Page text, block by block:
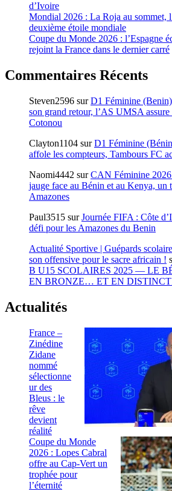
d’Ivoire
Mondial 2026 : La Roja au sommet,
deuxième étoile mondiale
Coupe du Monde 2026 : l’Espagne
rejoint la France dans le dernier carré
Commentaires Récents
Steven2596 surD1 Féminine
son grand retour, l’AS UMSA assure
Cotonou
Clayton1104 surD1 Féminine
affole les compteurs, Tambours FC
Naomi4442 surCAN Féminine
jauge face au Bénin et au Kenya, un
Amazones
Paul3515 surJournée FIFA : Côte
défi pour les Amazones du Benin
Actualité Sportive | Guépards
son offensive pour le sacre africain !
B U15 SCOLAIRES 2025 — LE
EN BRONZE… ET EN
Actualités
France –
Zinédine
Zidane
nommé
sélectionne
ur des
Bleus : le
rêve
devient
réalité
Coupe du Monde
2026 : Lopes Cabral
offre au Cap-Vert un
trophée pour
l’éternité